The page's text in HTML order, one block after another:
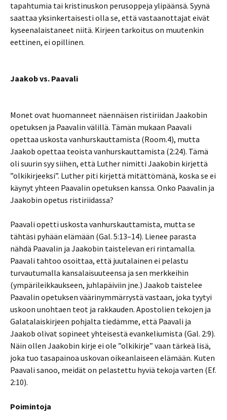
tapahtumia tai kristinuskon perusoppeja ylipäänsä. Syynä
saattaa yksinkertaisesti olla se, että vastaanottajat eivät
kyseenalaistaneet niitä. Kirjeen tarkoitus on muutenkin
eettinen, ei opillinen.
Jaakob vs. Paavali
Monet ovat huomanneet näennäisen ristiriidan Jaakobin
opetuksen ja Paavalin välillä. Tämän mukaan Paavali
opettaa uskosta vanhurskauttamista (Room.4), mutta
Jaakob opettaa teoista vanhurskauttamista (2:24). Tämä
oli suurin syy siihen, että Luther nimitti Jaakobin kirjettä
”olkikirjeeksi”. Luther piti kirjettä mitättömänä, koska se ei
käynyt yhteen Paavalin opetuksen kanssa. Onko Paavalin ja
Jaakobin opetus ristiriidassa?
Paavali opetti uskosta vanhurskauttamista, mutta se
tähtäsi pyhään elämään (Gal. 5:13–14). Lienee parasta
nähdä Paavalin ja Jaakobin taistelevan eri rintamalla.
Paavali tahtoo osoittaa, että juutalainen ei pelastu
turvautumalla kansalaisuuteensa ja sen merkkeihin
(ympärileikkaukseen, juhlapäiviin jne.) Jaakob taistelee
Paavalin opetuksen väärinymmärrystä vastaan, joka tyytyi
uskoon unohtaen teot ja rakkauden. Apostolien tekojen ja
Galatalaiskirjeen pohjalta tiedämme, että Paavali ja
Jaakob olivat sopineet yhteisestä evankeliumista (Gal. 2:9).
Näin ollen Jaakobin kirje ei ole ”olkikirje” vaan tärkeä lisä,
joka tuo tasapainoa uskovan oikeanlaiseen elämään. Kuten
Paavali sanoo, meidät on pelastettu hyviä tekoja varten (Ef.
2:10).
Poimintoja